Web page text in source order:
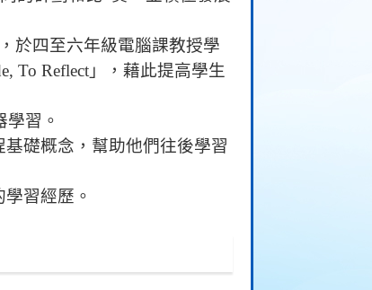
於四至六年級電腦課教授學
To Reflect」，藉此提高學生
習。
礎概念，幫助他們往後學習
習經歷。